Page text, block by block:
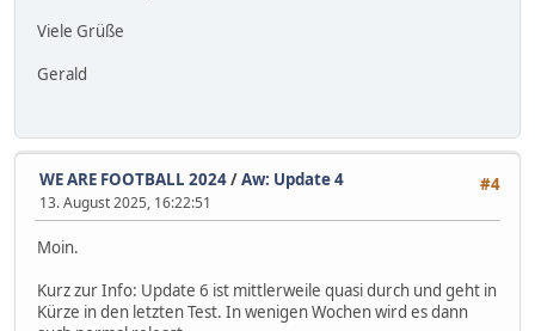
Viele Grüße
Gerald
#4
WE ARE FOOTBALL 2024/Aw: Update 4
13. August 2025, 16:22:51
Moin.
Kurz zur Info: Update 6 ist mittlerweile quasi durch und geht in
Kürze in den letzten Test. In wenigen Wochen wird es dann